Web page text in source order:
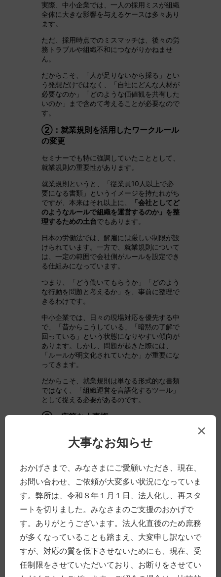
実際、中小企業では、一人の採用ミスが組織
全体に大きな影響を与えるケースは多々あり
ます。
ただ、採用時点でのミスマッチは、後々の労
務トラブルや組織不和につながりかねませ
ん。
だからこそ、「人が足りないから採る」とい
う発想だけではなく、「自社にどんな人材が
必要なのか」「どのような価値観を共有した
いのか」まで含めて考えることが必要なので
す。
②：就業規則を活用したワークルール
の変更
セミナーでも特に強調していたこととして、
就業規則の重要性があります。
就業規則というと、「従業員10人以上で必
要になる書類」というイメージを持たれがち
ですが、本来はそれ以上に、
「会社としてど
のようなルールで組織を運営するのか」を整
理するための土台でもあります。
日本の労働法では、解雇には厳しい制限が設
けられています。一方で、就業規則について
は、一定の範囲で会社側がルールを設定でき
る仕組みになっています。
つまり、「どう働いてもらうか」「どのよう
な行動を問題と考えるか」を、事前に整理で
きるわけです。
中小企業では、日々の現場対応を優先する中
で、「昔からこうしている」「暗黙の了解で
回っている」という状態になりやすい傾向が
あります。しかし、問題が起きた際には、
「ルールが明文化されていたか」が重要にな
ってきます。
だからこそ、就業規則は単なる形式的な書類
ではなく、「組織運営を言語化するツール」
として捉える必要があるのです。
③：広範な人事権
決める「人事権」が認められています。セミ
ことは、組織運営そのもの」とお話ししまし
た。
日本の労働契約は、最初から業務内容が完全
に固定されているわけではありません。ある
程度、会社側が業務命令や配置転換によっ
て、“後から仕事に色をつけていく”構造にな
っているからこそ、人事権は重要なのです。
ただ、中小企業では、役割分担が曖昧なま
ま、「その場で回す」形で業務が進みがちで
す。その結果、「何を期待していたのか」
「どのような役割だったのか」「何をしない
×
大事なお知らせ
おかげさまで、みなさまにご愛顧いただき、現在、
お問い合わせ、ご依頼が大変多い状況になっていま
す。弊所は、令和８年１月１日、法人化し、再スタ
ートを切りました。みなさまのご支援のおかげで
す。ありがとうございます。法人化直後のため庶務
が多くなっていることも踏まえ、大変申し訳ないで
すが、対応の質を低下させないためにも、現在、受
任制限をさせていただいており、お断りをさせてい